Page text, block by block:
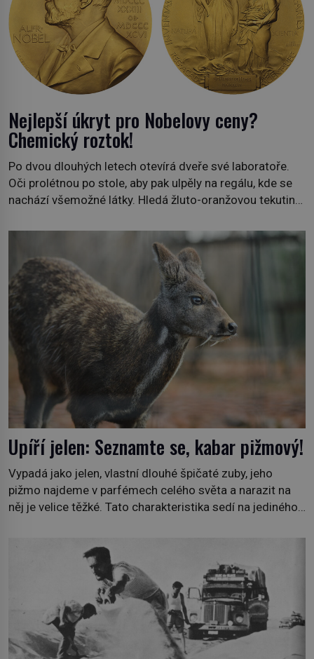
Nejlepší úkryt pro Nobelovy ceny?
Chemický roztok!
Po dvou dlouhých letech otevírá dveře své laboratoře.
Oči prolétnou po stole, aby pak ulpěly na regálu, kde se
nachází všemožné látky. Hledá žluto-oranžovou tekutinu,
plán dokončit. Pod termínem aqua regia se skrývá
směs s názvem lučavka královská. Svůj přídomek nemá
pro nic za nic, […]
Upíří jelen: Seznamte se, kabar pižmový!
Vypadá jako jelen, vlastní dlouhé špičaté zuby, jeho
pižmo najdeme v parfémech celého světa a narazit na
něj je velice těžké. Tato charakteristika sedí na jediného
1778), jenže v Asii o něm ví už celá staletí. Zvíře
připomíná jelena, v kohoutku dosahuje […]